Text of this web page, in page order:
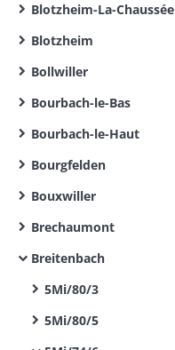
Blotzheim-La-Chaussée
Blotzheim
Bollwiller
Bourbach-le-Bas
Bourbach-le-Haut
Bourgfelden
Bouxwiller
Brechaumont
Breitenbach
5Mi/80/3
5Mi/80/5